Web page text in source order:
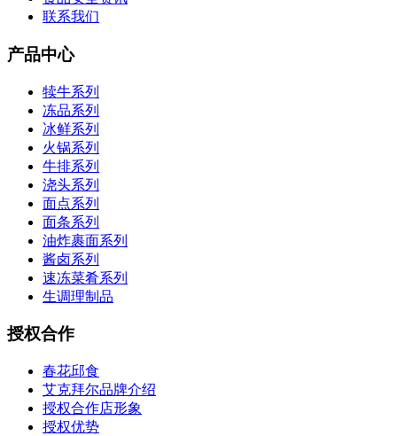
联系我们
产品中心
犊牛系列
冻品系列
冰鲜系列
火锅系列
牛排系列
浇头系列
面点系列
面条系列
油炸裹面系列
酱卤系列
速冻菜肴系列
生调理制品
授权合作
春花邱食
艾克拜尔品牌介绍
授权合作店形象
授权优势